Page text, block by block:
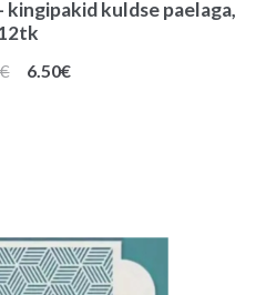
kuldse paelaga,
Algne
6.50€Praegune